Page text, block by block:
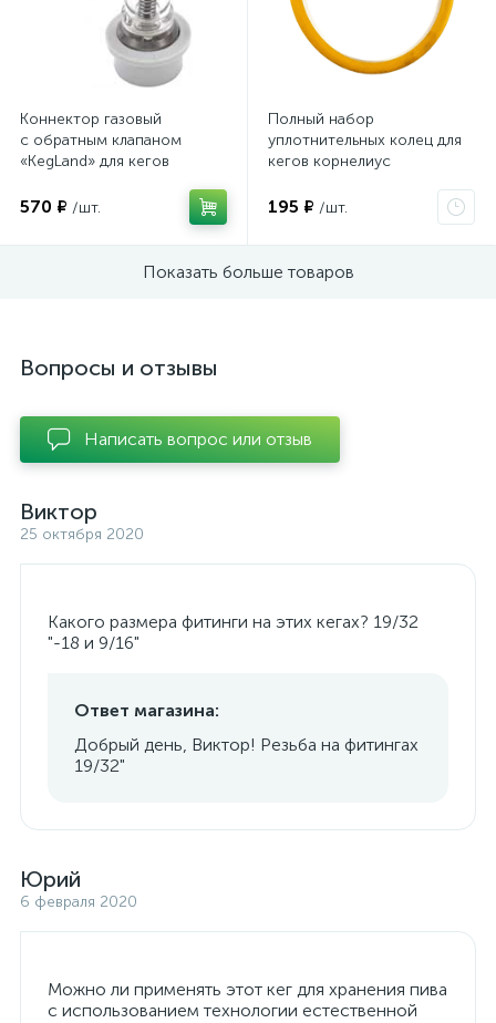
Коннектор газовый
с обратным клапаном
«KegLand» для кегов
570 ₽ /шт.
Полный набор
уплотнительных колец для
кегов корнелиус
195 ₽ /шт.
Показать больше товаров
Вопросы и отзывы
Написать вопрос или отзыв
Виктор
25 октября 2020
Какого размера фитинги на этих кегах? 19/32
"-18 и 9/16"
Ответ магазина:
Добрый день, Виктор! Резьба на фитингах
19/32"
Юрий
6 февраля 2020
Можно ли применять этот кег для хранения пива
с использованием технологии естественной